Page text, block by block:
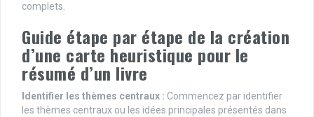
complets.
Guide étape par étape de la création
d’une carte heuristique pour le
résumé d’un livre
Identifier les thèmes centraux : Commencez par identifier
les thèmes centraux ou les idées principales présentés dans